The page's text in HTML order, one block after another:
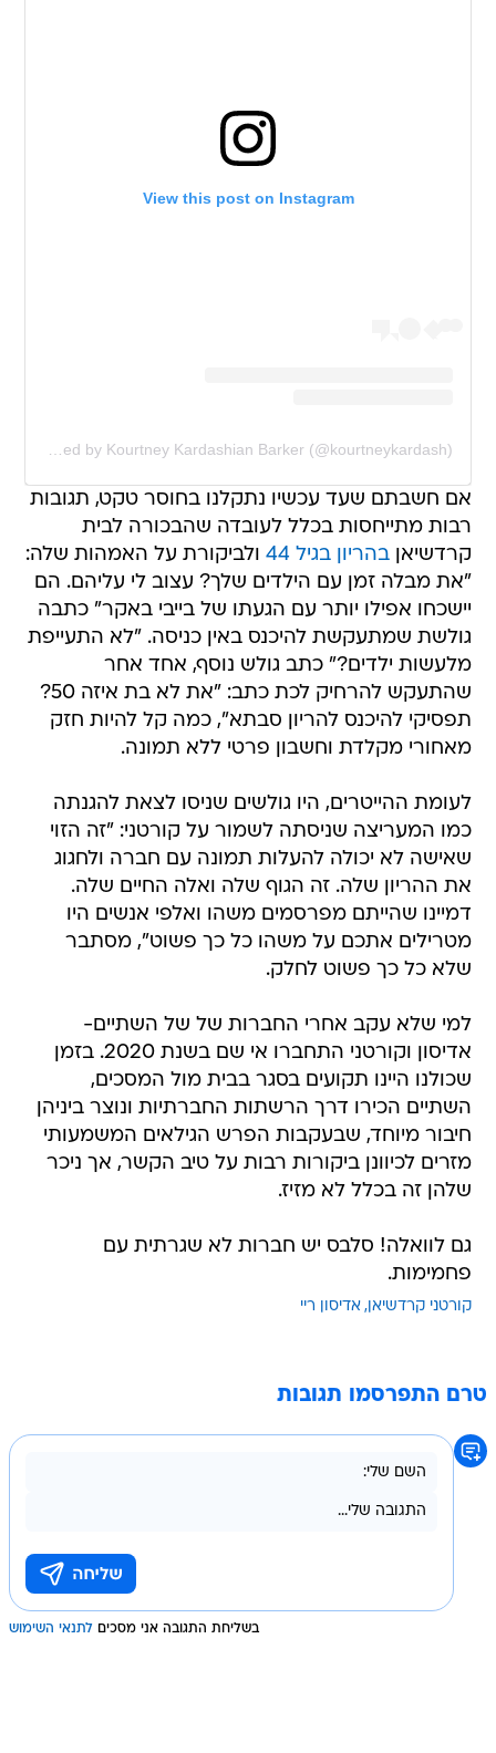
View this post on Instagram
אם חשבתם שעד עכשיו נתקלנו בחוסר טקט, תגובות
רבות מתייחסות בכלל לעובדה שהבכורה לבית
קרדשיאןבהריון בגיל 44
ולביקורת על האמהות שלה:
"את מבלה זמן עם הילדים שלך? עצוב לי עליהם. הם
יישכחו אפילו יותר עם הגעתו של בייבי באקר" כתבה
גולשת שמתעקשת להיכנס באין כניסה. "לא התעייפת
מלעשות ילדים?" כתב גולש נוסף, אחד אחר
שהתעקש להרחיק לכת כתב: "את לא בת איזה 50?
תפסיקי להיכנס להריון סבתא", כמה קל להיות חזק
מאחורי מקלדת וחשבון פרטי ללא תמונה.
לעומת ההייטרים, היו גולשים שניסו לצאת להגנתה
כמו המעריצה שניסתה לשמור על קורטני: "זה הזוי
שאישה לא יכולה להעלות תמונה עם חברה ולחגוג
את ההריון שלה. זה הגוף שלה ואלה החיים שלה.
דמיינו שהייתם מפרסמים משהו ואלפי אנשים היו
מטרילים אתכם על משהו כל כך פשוט", מסתבר
שלא כל כך פשוט לחלק.
למי שלא עקב אחרי החברות של של השתיים-
אדיסון וקורטני התחברו אי שם בשנת 2020. בזמן
שכולנו היינו תקועים בסגר בבית מול המסכים,
השתיים הכירו דרך הרשתות החברתיות ונוצר ביניהן
חיבור מיוחד, שבעקבות הפרש הגילאים המשמעותי
מזרים לכיוונן ביקורות רבות על טיב הקשר, אך ניכר
שלהן זה בכלל לא מזיז.
גם לוואלה! סלבס יש חברות לא שגרתית עם
פחמימות.
קורטני קרדשיאן אדיסון ריי
טרם התפרסמו תגובות
בשליחת התגובה אני מסכים לתנאי השימוש